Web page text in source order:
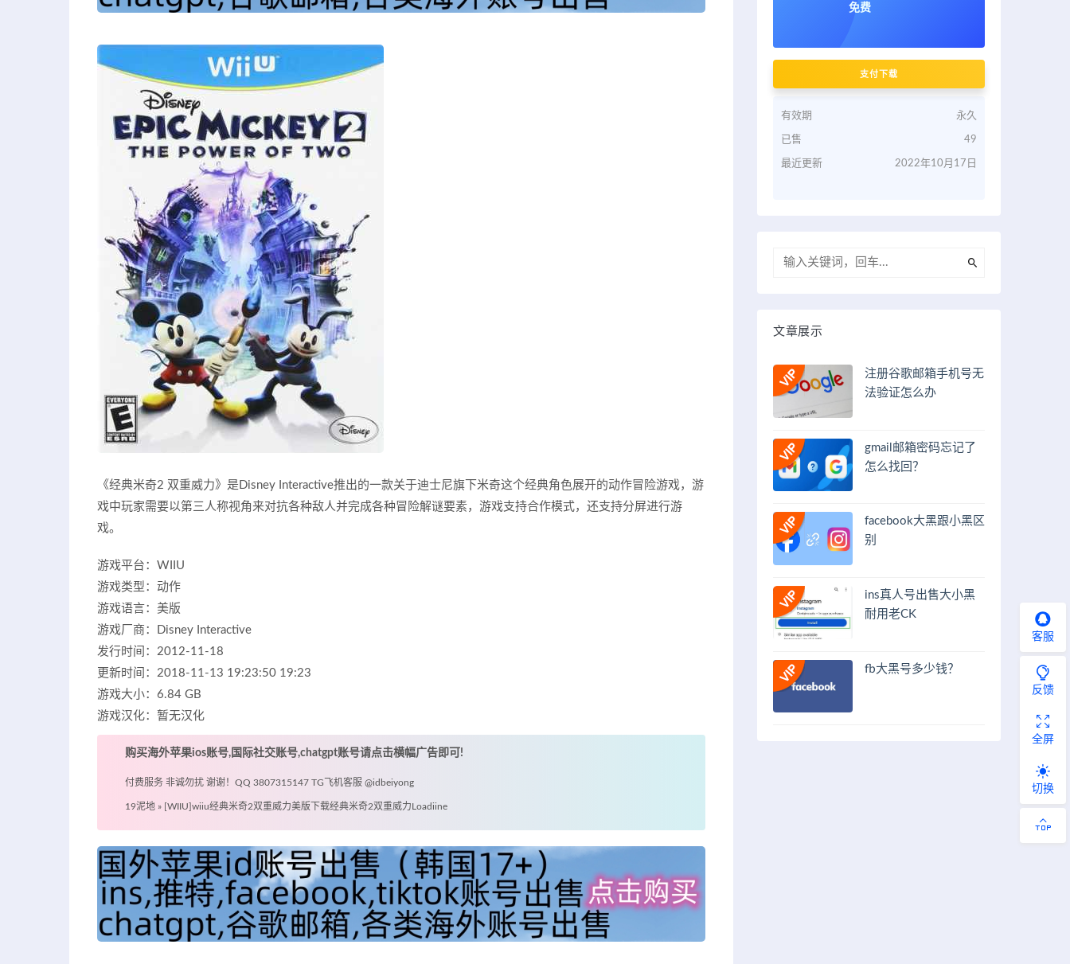
《经典米奇2 双重威力》是Disney Interactive推出的一款关于迪士尼旗下米奇这个经典角色展开的动作冒险游戏，游
戏中玩家需要以第三人称视角来对抗各种敌人并完成各种冒险解谜要素，游戏支持合作模式，还支持分屏进行游
戏。
游戏平台：WIIU
游戏类型：动作
游戏语言：美版
游戏厂商：Disney Interactive
发行时间：2012-11-18
更新时间：2018-11-13 19:23:50 19:23
游戏大小：6.84 GB
游戏汉化：暂无汉化
购买海外苹果ios账号,国际社交账号,chatgpt账号请点击横幅广告即可!
付费服务 非诚勿扰 谢谢！QQ 3807315147 TG飞机客服 @idbeiyong
19泥地 » [WIIU]wiiu经典米奇2双重威力美版下载经典米奇2双重威力Loadiine
免费
支付下载
有效期 永久
已售 49
最近更新 2022年10月17日
文章展示
注册谷歌邮箱手机号无
法验证怎么办
gmail邮箱密码忘记了
怎么找回？
facebook大黑跟小黑区
别
ins真人号出售大小黑
耐用老CK
fb大黑号多少钱？
客服
反馈
全屏
切换